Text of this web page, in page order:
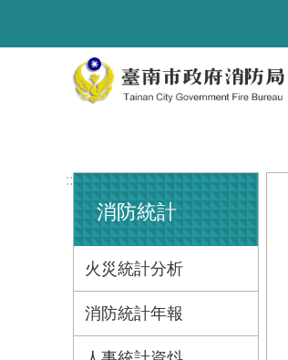
:::
消防統計
火災統計分析
消防統計年報